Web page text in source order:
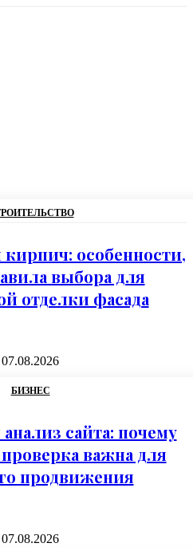
особенности,
выбора для
отделки фасада
07.08.2026
БИЗНЕС
сайта: почему
важна для
продвижения
07.08.2026